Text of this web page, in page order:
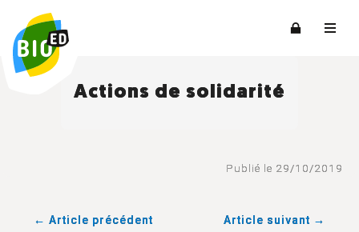
Actions de solidarité
Publié le 29/10/2019
← Article précédent Article suivant →